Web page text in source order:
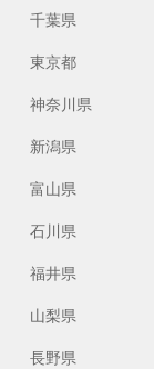
千葉県
東京都
神奈川県
新潟県
富山県
石川県
福井県
山梨県
長野県